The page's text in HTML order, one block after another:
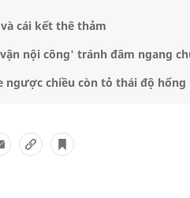
cái kết thê thảm
nội công' tránh đâm ngang
ngược chiều còn tỏ thái độ hống